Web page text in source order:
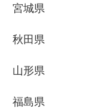
宮城県
秋田県
山形県
福島県